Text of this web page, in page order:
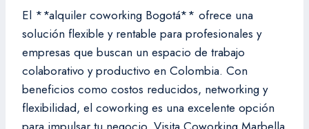
El **alquiler coworking Bogotá** ofrece una
solución flexible y rentable para profesionales y
empresas que buscan un espacio de trabajo
colaborativo y productivo en Colombia. Con
beneficios como costos reducidos, networking y
flexibilidad, el coworking es una excelente opción